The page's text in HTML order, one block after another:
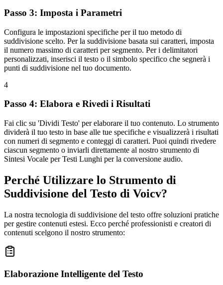
Passo 3: Imposta i Parametri
Configura le impostazioni specifiche per il tuo metodo di
suddivisione scelto. Per la suddivisione basata sui caratteri, imposta
il numero massimo di caratteri per segmento. Per i delimitatori
personalizzati, inserisci il testo o il simbolo specifico che segnerà i
punti di suddivisione nel tuo documento.
4
Passo 4: Elabora e Rivedi i Risultati
Fai clic su 'Dividi Testo' per elaborare il tuo contenuto. Lo strumento
dividerà il tuo testo in base alle tue specifiche e visualizzerà i risultati
con numeri di segmento e conteggi di caratteri. Puoi quindi rivedere
ciascun segmento o inviarli direttamente al nostro strumento di
Sintesi Vocale per Testi Lunghi per la conversione audio.
Perché Utilizzare lo Strumento di
Suddivisione del Testo di Voicv?
La nostra tecnologia di suddivisione del testo offre soluzioni pratiche
per gestire contenuti estesi. Ecco perché professionisti e creatori di
contenuti scelgono il nostro strumento:
Elaborazione Intelligente del Testo